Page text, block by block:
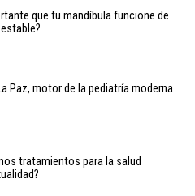
que tu mandíbula funcione de
Paz, motor de la pediatría moderna
tratamientos para la salud